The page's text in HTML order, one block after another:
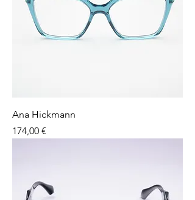
Ana Hickmann
Preço
174,00 €